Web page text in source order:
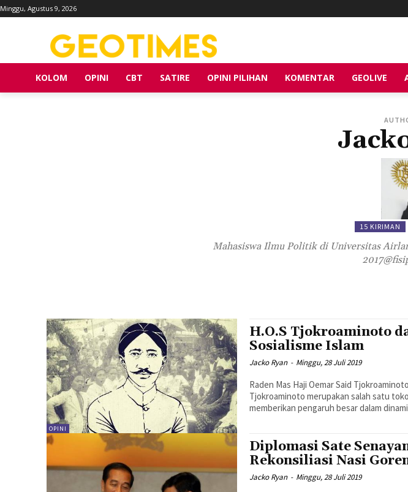
Minggu, Agustus 9, 2026
KOLOM OPINI CBT SATIRE OPINI PILIHAN KOMENTAR GEOLIVE
15 KIRIMAN
Mahasiswa Ilmu Politik di Universitas
OPINI
H.O.S Tjokroaminoto
Sosialisme Islam
Jacko Ryan - Minggu, 28 Juli 2019
Raden Mas Haji Oemar Said
Tjokroaminoto merupakan salah satu
memberikan pengaruh besar dalam
Diplomasi Sate
Rekonsiliasi Nasi
Jacko Ryan - Minggu, 28 Juli 2019